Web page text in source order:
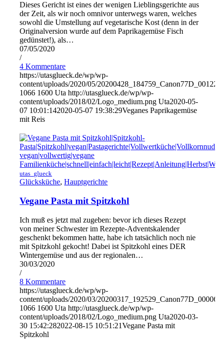
Dieses Gericht ist eines der wenigen Lieblingsgerichte aus
der Zeit, als wir noch omnivor unterwegs waren, welches
sowohl die Umstellung auf vegetarische Kost (denn in der
Originalversion wurde auf dem Paprikagemüse Fisch
gedünstet!), als…
07/05/2020
/
4 Kommentare
https://utasglueck.de/wp/wp-
content/uploads/2020/05/
1066 1600 Uta http://utasglueck.de/wp/wp-
content/uploads/2018/02/Logo_medium.png Uta2020-05-
07 10:01:142020-05-07 19:38:29Veganes Paprikagemüse
mit Reis
utas_glueck
Glücksküche,Hauptgerichte
Vegane Pasta mit Spitzkohl
Ich muß es jetzt mal zugeben: bevor ich dieses Rezept
von meiner Schwester im Rezepte-Adventskalender
geschenkt bekommen hatte, habe ich tatsächlich noch nie
mit Spitzkohl gekocht! Dabei ist Spitzkohl eines DER
Wintergemüse und aus der regionalen…
30/03/2020
/
8 Kommentare
https://utasglueck.de/wp/wp-
content/uploads/2020/03/
1066 1600 Uta http://utasglueck.de/wp/wp-
content/uploads/2018/02/Logo_medium.png Uta2020-03-
30 15:42:282022-08-15 10:51:21Vegane Pasta mit
Spitzkohl